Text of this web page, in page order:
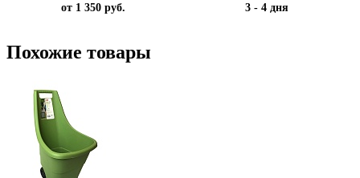
от 1 350 руб. 3 - 4 дня
Похожие товары